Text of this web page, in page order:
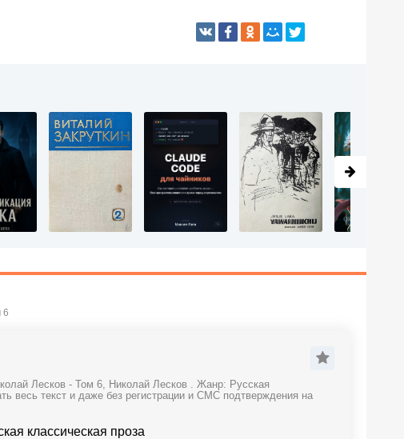
6
Лесков - Том 6, Николай Лесков . Жанр: Русская
весь текст и даже без регистрации и СМС подтверждения на
классическая проза